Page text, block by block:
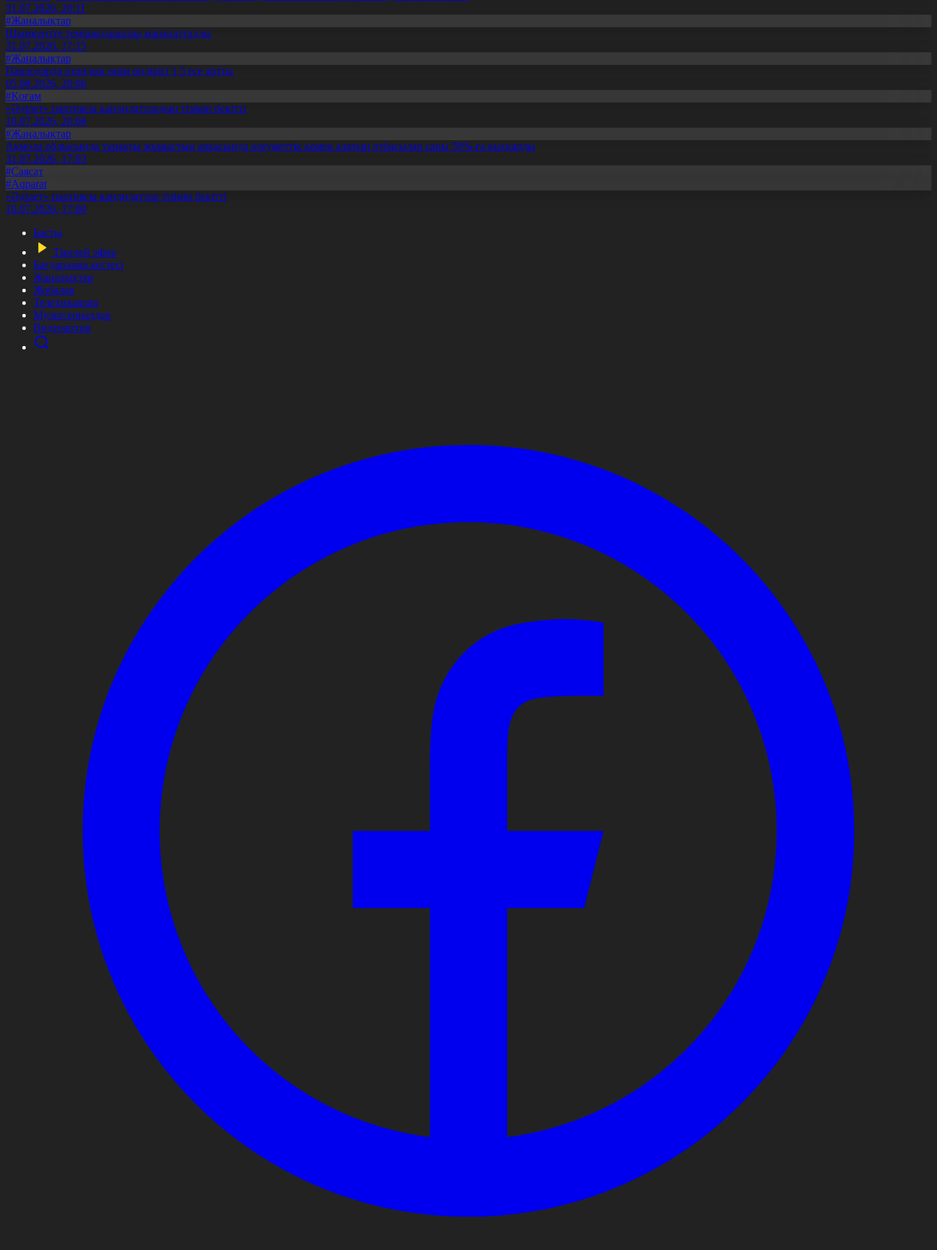
31.07.2026, 20:11
#Жаңалықтар
Шымкентте теміржолшылар марапатталды
31.07.2026, 17:15
#Жаңалықтар
Павлодарда отандық өнім өндірісі 1,5 есе артты
05.08.2026, 20:06
#Қоғам
«Әділет» партиясы кандидаттардың тізімін бекітті
10.07.2026, 20:08
#Жаңалықтар
Ақмола облысында тұрақты жұмыстың арқасында әлеуметтік көмек алатын отбасылар саны 50%-ға қысқарды
31.07.2026, 17:03
#Саясат
#Aqparat
«Әділет» партиясы кандидаттар тізімін бекітті
10.07.2026, 17:00
Басты
Тікелей эфир
Бағдарлама кестесі
Жаңалықтар
Жобалар
Телехикаялар
Мультсериалдар
Видеоархив